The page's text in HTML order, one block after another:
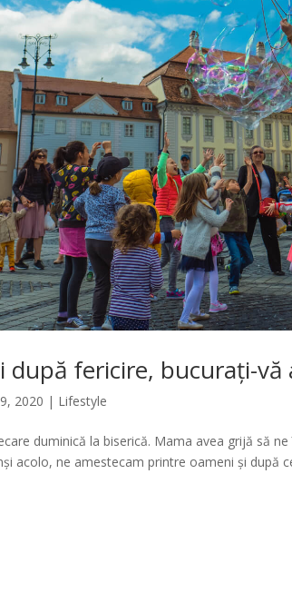
după fericire, bucurați-vă
2020 | Lifestyle
duminică la biserică. Mama avea grijă să
acolo, ne amestecam printre oameni și după